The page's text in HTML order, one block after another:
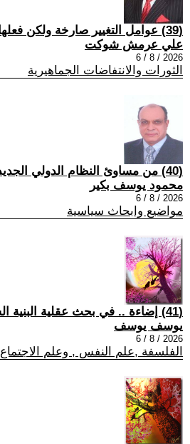
(39) عوامل التغيير صارخة ولكن فعلها ما زال خافتاً
علي عرمش شوكت
2026 / 8 / 6
الثورات والانتفاضات الجماهيرية
(40) من مساوئ النظام الدولي الجديد٢
محمود يوسف بكير
2026 / 8 / 6
مواضيع وابحاث سياسية
(41) إضاءة .. في بحث عقلية البنية الشخصية للفرد
يوسف يوسف
2026 / 8 / 6
الفلسفة ,علم النفس , وعلم الاجتماع